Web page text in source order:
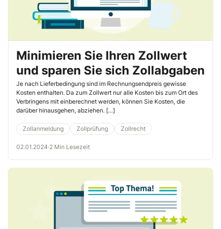
Minimieren Sie Ihren Zollwert
und sparen Sie sich Zollabgaben
Je nach Lieferbedingung sind im Rechnungsendpreis gewisse
Kosten enthalten. Da zum Zollwert nur alle Kosten bis zum Ort des
Verbringens mit einberechnet werden, können Sie Kosten, die
darüber hinausgehen, abziehen. […]
Zollanmeldung Zollprüfung Zollrecht
02.01.2024·2 Min Lesezeit